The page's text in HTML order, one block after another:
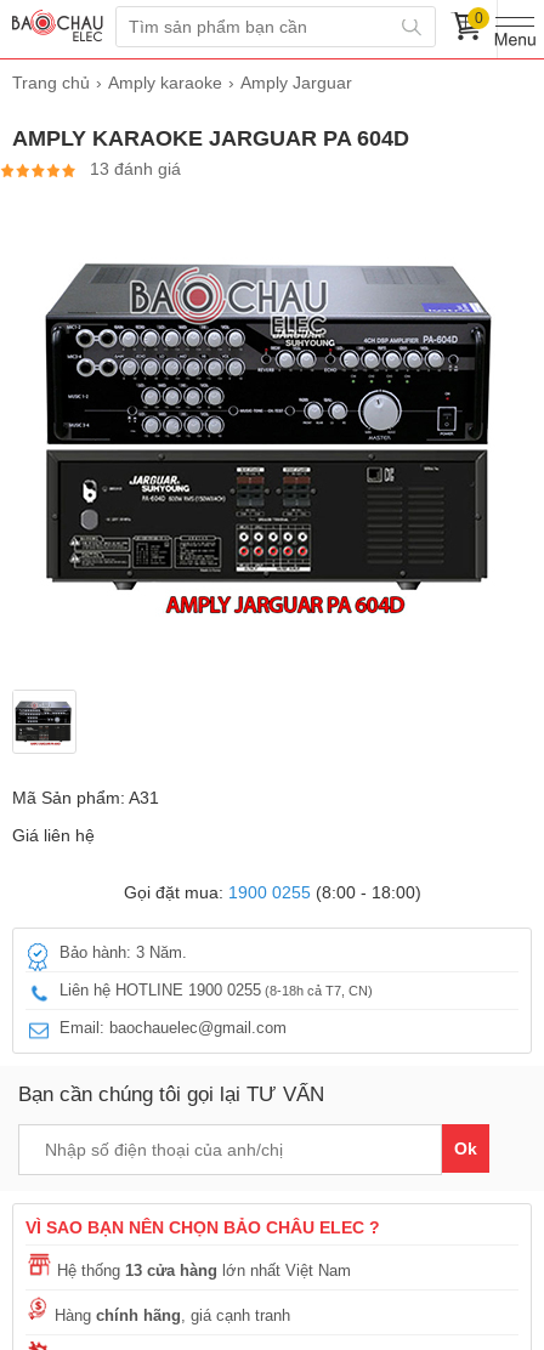
0
Trang chủ Amply karaoke Amply Jarguar
AMPLY KARAOKE JARGUAR PA 604D
13 đánh giá
Mã Sản phẩm: A31
Giá liên hệ
Gọi đặt mua: 1900 0255(8:00 - 18:00)
Bảo hành: 3 Năm.
Liên hệ HOTLINE 1900 0255 (8-18h cả T7, CN)
Email: baochauelec@gmail.com
Bạn cần chúng tôi gọi lại TƯ VẤN
Ok
VÌ SAO BẠN NÊN CHỌN BẢO CHÂU ELEC ?
Hệ thống 13 cửa hàng lớn nhất Việt Nam
Hàng chính hãng, giá cạnh tranh